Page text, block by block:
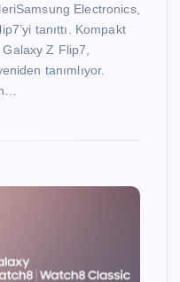
Electronics,
tanıttı. Kompakt
Z Flip7,
tanımlıyor.